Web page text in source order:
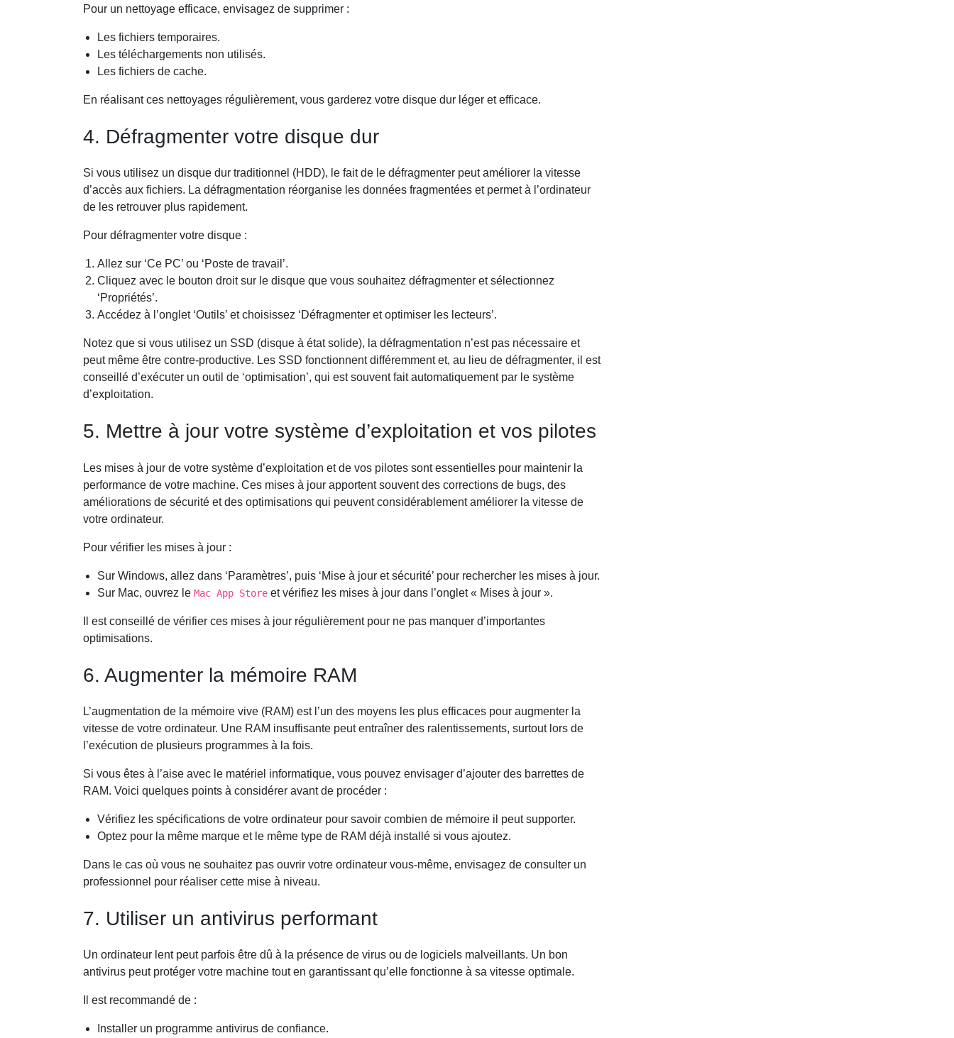
Pour un nettoyage efficace, envisagez de supprimer :
Les fichiers temporaires.
Les téléchargements non utilisés.
Les fichiers de cache.
En réalisant ces nettoyages régulièrement, vous garderez votre disque dur léger et efficace.
4. Défragmenter votre disque dur
Si vous utilisez un disque dur traditionnel (HDD), le fait de le défragmenter peut améliorer la vitesse
d’accès aux fichiers. La défragmentation réorganise les données fragmentées et permet à l’ordinateur
de les retrouver plus rapidement.
Pour défragmenter votre disque :
Allez sur ‘Ce PC’ ou ‘Poste de travail’.
Cliquez avec le bouton droit sur le disque que vous souhaitez défragmenter et sélectionnez
‘Propriétés’.
Accédez à l’onglet ‘Outils’ et choisissez ‘Défragmenter et optimiser les lecteurs’.
Notez que si vous utilisez un SSD (disque à état solide), la défragmentation n’est pas nécessaire et
peut même être contre-productive. Les SSD fonctionnent différemment et, au lieu de défragmenter, il est
conseillé d’exécuter un outil de ‘optimisation’, qui est souvent fait automatiquement par le système
d’exploitation.
5. Mettre à jour votre système d’exploitation et vos pilotes
Les mises à jour de votre système d’exploitation et de vos pilotes sont essentielles pour maintenir la
performance de votre machine. Ces mises à jour apportent souvent des corrections de bugs, des
améliorations de sécurité et des optimisations qui peuvent considérablement améliorer la vitesse de
votre ordinateur.
Pour vérifier les mises à jour :
Sur Windows, allez dans ‘Paramètres’, puis ‘Mise à jour et sécurité’ pour rechercher les mises à jour.
Sur Mac, ouvrez le Mac App Store et vérifiez les mises à jour dans l’onglet « Mises à jour ».
Il est conseillé de vérifier ces mises à jour régulièrement pour ne pas manquer d’importantes
optimisations.
6. Augmenter la mémoire RAM
L’augmentation de la mémoire vive (RAM) est l’un des moyens les plus efficaces pour augmenter la
vitesse de votre ordinateur. Une RAM insuffisante peut entraîner des ralentissements, surtout lors de
l’exécution de plusieurs programmes à la fois.
Si vous êtes à l’aise avec le matériel informatique, vous pouvez envisager d’ajouter des barrettes de
RAM. Voici quelques points à considérer avant de procéder :
Vérifiez les spécifications de votre ordinateur pour savoir combien de mémoire il peut supporter.
Optez pour la même marque et le même type de RAM déjà installé si vous ajoutez.
Dans le cas où vous ne souhaitez pas ouvrir votre ordinateur vous-même, envisagez de consulter un
professionnel pour réaliser cette mise à niveau.
7. Utiliser un antivirus performant
Un ordinateur lent peut parfois être dû à la présence de virus ou de logiciels malveillants. Un bon
antivirus peut protéger votre machine tout en garantissant qu’elle fonctionne à sa vitesse optimale.
Il est recommandé de :
Installer un programme antivirus de confiance.